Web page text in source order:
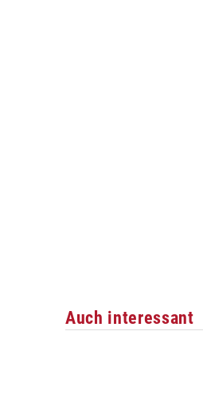
Auch interessant